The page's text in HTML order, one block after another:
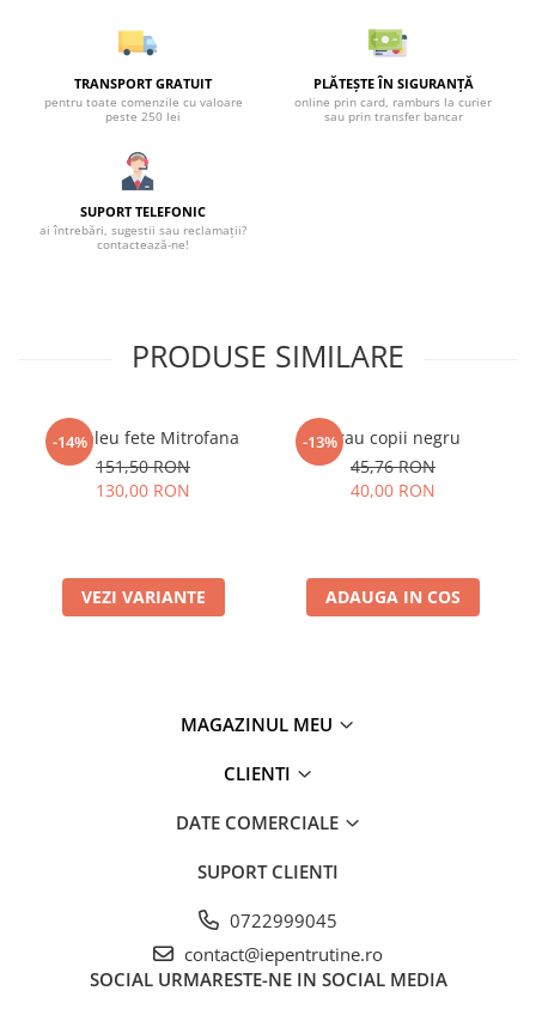
TRANSPORT GRATUIT
pentru toate comenzile cu valoare
peste 250 lei
PLĂTEȘTE ÎN SIGURANȚĂ
online prin card, ramburs la curier
sau prin transfer bancar
SUPORT TELEFONIC
ai întrebări, sugestii sau reclamații?
contactează-ne!
PRODUSE SIMILARE
-14%
Compleu fete Mitrofana
151,50 RON
130,00 RON
VEZI VARIANTE
-13%Brau copii negru
45,76 RON
40,00 RON
ADAUGA IN COS
MAGAZINUL MEU
CLIENTI
DATE COMERCIALE
SUPORT CLIENTI
0722999045
contact@iepentrutine.ro
SOCIAL URMARESTE-NE IN SOCIAL MEDIA